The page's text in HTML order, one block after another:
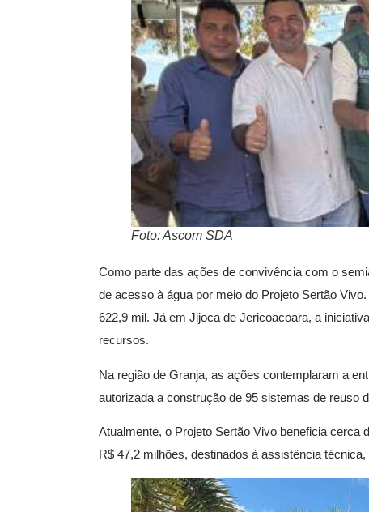
Foto: Ascom SDA
Como parte das ações de convivência com o
de acesso à água por meio do Projeto Sertão
622,9 mil. Já em Jijoca de Jericoacoara, a
recursos.
Na região de Granja, as ações contemplaram a
autorizada a construção de 95 sistemas de reuso
Atualmente, o Projeto Sertão Vivo beneficia
R$ 47,2 milhões, destinados à assistência